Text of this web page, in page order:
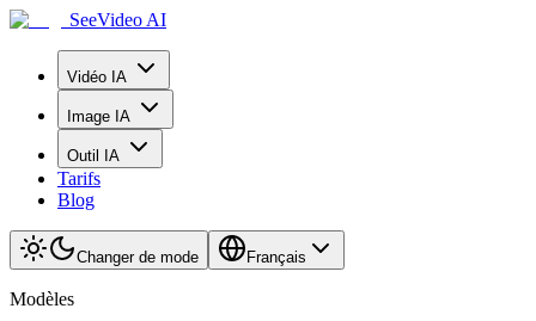
SeeVideo AI
Vidéo IA
Image IA
Outil IA
Tarifs
Blog
Changer de mode Français
Modèles